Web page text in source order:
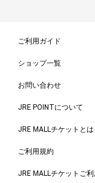
ご利用ガイド
ショップ一覧
お問い合わせ
JRE POINTについて
JRE MALLチケットとは
ご利用規約
JRE MALLチケットご